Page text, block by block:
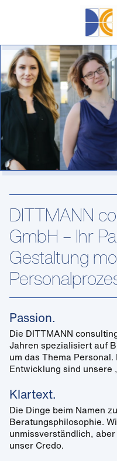
DITTMANN
GmbH – Ihr
Gestaltung
Passion.
Die DITTMANN
Jahren spezialisiert auf
um das Thema
Entwicklung sind unsere
Klartext.
Die Dinge beim Namen
Beratungsphilosophie.
unmissverständlich,
unser Credo.